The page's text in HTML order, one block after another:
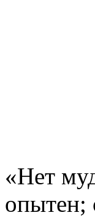
«Нет
опытен;